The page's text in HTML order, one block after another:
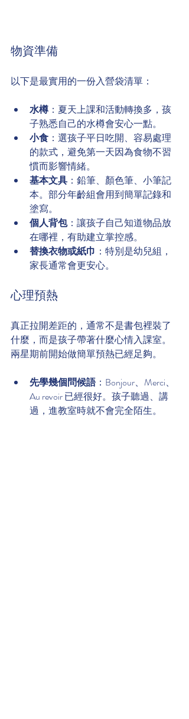
物資準備
以下是最實用的一份入營袋清單：
水樽 ：夏天上課和活動轉換多，孩
子熟悉自己的水樽會安心一點。
小食 ：選孩子平日吃開、容易處理
的款式，避免第一天因為食物不習
慣而影響情緒。
基本文具 ：鉛筆、顏色筆、小筆記
本。部分年齡組會用到簡單記錄和
塗寫。
個人背包：讓孩子自己知道物品放
在哪裡，有助建立掌控感。
替換衣物或紙巾 ：特別是幼兒組，
家長通常會更安心。
心理預熱
真正拉開差距的，通常不是書包裡裝了
什麼，而是孩子帶著什麼心情入課室。
兩星期前開始做簡單預熱已經足夠。
先學幾個問候語：Bonjour、Merci、
Au revoir 已經很好。孩子聽過、講
過，進教室時就不會完全陌生。